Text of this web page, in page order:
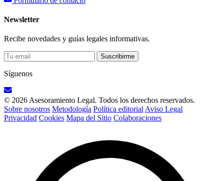
Newsletter
Recibe novedades y guías legales informativas.
Suscribirme
Síguenos
© 2026 Asesoramiento Legal. Todos los derechos reservados.
Sobre nosotros Metodología Política editorial Aviso Legal
Privacidad Cookies Mapa del Sitio Colaboraciones